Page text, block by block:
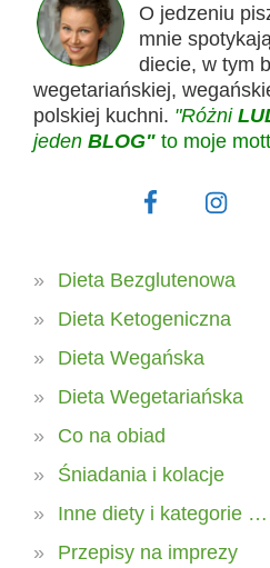
O jedzeniu
mnie
diecie, w tym
wegetariańskiej,
polskiej kuchni. "Różni
jeden BLOG" to moje
Dieta Bezglutenowa
Dieta Ketogeniczna
Dieta Wegańska
Dieta Wegetariańska
Co na obiad
Śniadania i kolacje
Inne diety i kategorie …
Przepisy na imprezy